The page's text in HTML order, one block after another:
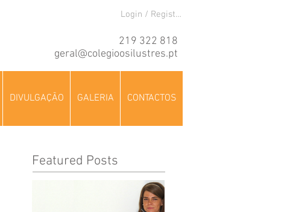
Login / Registre-se
219 322 818
geral@colegioosilustres.pt
DIVULGAÇÃO GALERIA CONTACTOS
Featured Posts